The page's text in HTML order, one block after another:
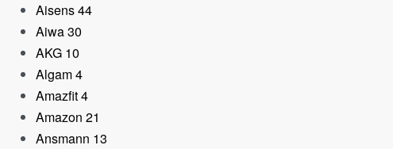
Aisens44
Aiwa30
AKG 10
Algam4
Amazfit4
Amazon 21
Ansmann 13